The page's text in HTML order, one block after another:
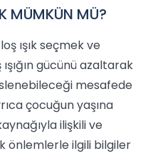
MÜMKÜN MÜ?
ışık seçmek ve
gücünü azaltarak
mesafede
çocuğun yaşına
ilişkili ve
önlemlerle ilgili bilgiler